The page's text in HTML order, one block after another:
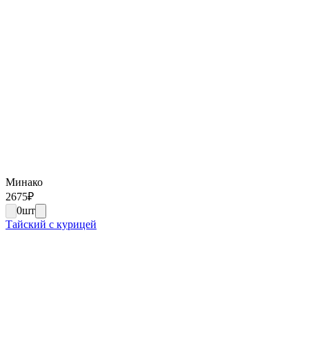
Минако
2675₽
0шт
Тайский с курицей